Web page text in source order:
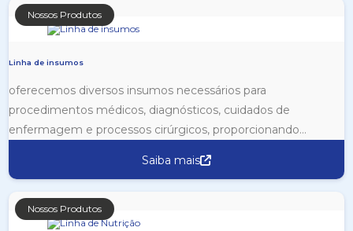
Linha de insumos
oferecemos diversos insumos necessários para
procedimentos médicos, diagnósticos, cuidados de
enfermagem e processos cirúrgicos, proporcionando
Nossos Produtos
Saiba mais
Nossos Produtos